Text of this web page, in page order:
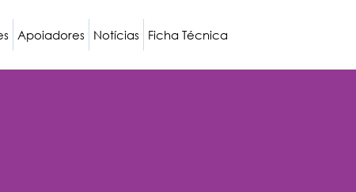
Apoiadores Notícias Ficha Técnica